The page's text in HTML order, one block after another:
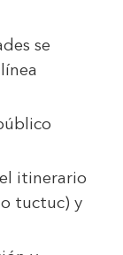
se
itinerario
tuctuc) y